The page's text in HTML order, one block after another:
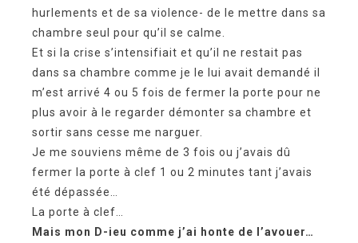
hurlements et de sa violence- de le mettre dans sa
chambre seul pour qu’il se calme.
Et si la crise s’intensifiait et qu’il ne restait pas
dans sa chambre comme je le lui avait demandé il
m’est arrivé 4 ou 5 fois de fermer la porte pour ne
plus avoir à le regarder démonter sa chambre et
sortir sans cesse me narguer.
Je me souviens même de 3 fois ou j’avais dû
fermer la porte à clef 1 ou 2 minutes tant j’avais
été dépassée…
La porte à clef…
Mais mon D-ieu comme j’ai honte de l’avouer…